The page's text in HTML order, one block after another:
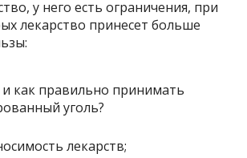
у него есть ограничения, при
лекарство принесет больше
лекарств;